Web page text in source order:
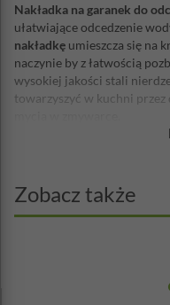
Nakładka na garanek do
ułatwiające odcedzenie
nakładkę umieszcza się na
naczynie by z łatwością
wysokiej jakości stali
towarzyszyć w kuchni
stal nierdzewna
Zobacz także